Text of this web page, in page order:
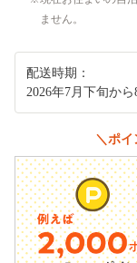
ません。
配送時期：
2026年7月下旬か
＼ポイ